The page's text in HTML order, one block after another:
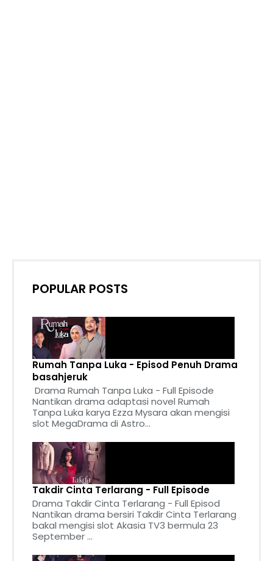
POPULAR POSTS
Rumah Tanpa Luka - Episod Penuh Drama
basahjeruk
Drama Rumah Tanpa Luka - Full Episode
Nantikan drama adaptasi novel Rumah
Tanpa Luka karya Ezza Mysara akan mengisi
slot MegaDrama di Astro...
Takdir Cinta Terlarang - Full Episode
Drama Takdir Cinta Terlarang - Full Episod
Nantikan drama bersiri Takdir Cinta Terlarang
bakal mengisi slot Akasia TV3 bermula 23
September ...